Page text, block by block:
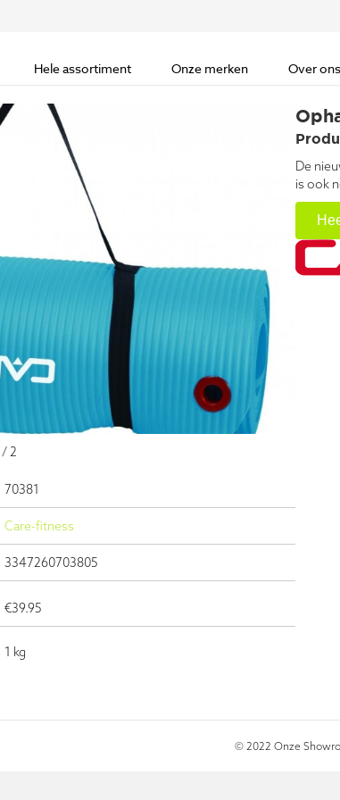
Hele assortiment Onze merken Over ons
/2
70381
Care-fitness
3347260703805
€39.95
1 kg
De
is ook
© 2022 Onze